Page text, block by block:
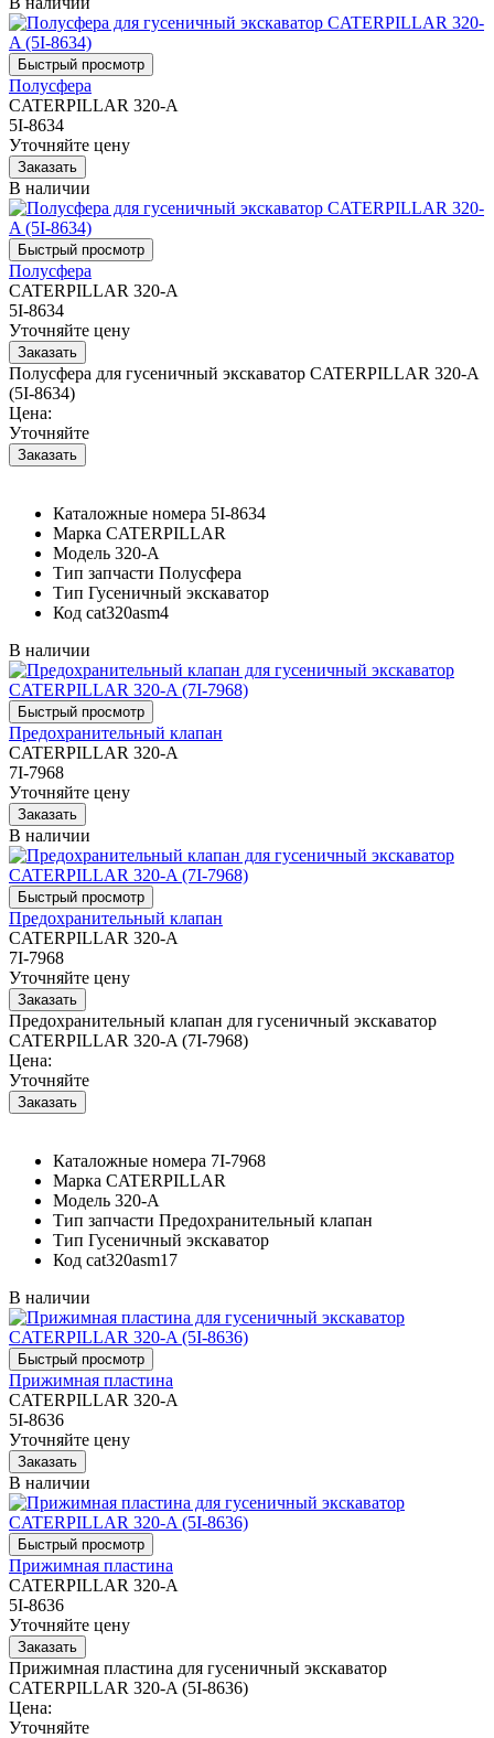
Полусфера
CATERPILLAR 320-A
5I-8634
Уточняйте цену
В наличии
Полусфера
CATERPILLAR 320-A
5I-8634
Уточняйте цену
Полусфера для гусеничный экскаватор CATERPILLAR 320-A
(5I-8634)
Цена:
Уточняйте
Каталожные номера 5I-8634
Марка CATERPILLAR
Модель 320-A
Тип запчасти Полусфера
Тип Гусеничный экскаватор
Код cat320asm4
В наличии
Предохранительный клапан
CATERPILLAR 320-A
7I-7968
Уточняйте цену
В наличии
Предохранительный клапан
CATERPILLAR 320-A
7I-7968
Уточняйте цену
Предохранительный клапан для гусеничный экскаватор
CATERPILLAR 320-A (7I-7968)
Цена:
Уточняйте
Каталожные номера 7I-7968
Марка CATERPILLAR
Модель 320-A
Тип запчасти Предохранительный клапан
Тип Гусеничный экскаватор
Код cat320asm17
В наличии
Прижимная пластина
CATERPILLAR 320-A
5I-8636
Уточняйте цену
В наличии
Прижимная пластина
CATERPILLAR 320-A
5I-8636
Уточняйте цену
Прижимная пластина для гусеничный экскаватор
CATERPILLAR 320-A (5I-8636)
Цена:
Уточняйте